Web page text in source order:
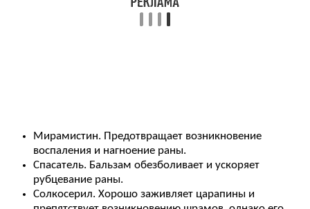
Мирамистин. Предотвращает возникновение
воспаления и нагноение раны.
Спасатель. Бальзам обезболивает и ускоряет
рубцевание раны.
Солкосерил. Хорошо заживляет царапины и